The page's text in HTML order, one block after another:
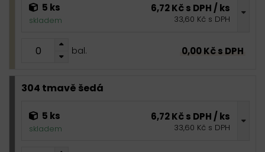
5 ks
skladem
6,72 Kč s DPH / ks
33,60 Kč s DPH
bal. 0,00 Kč s DPH
304 tmavě šedá
5 ks
skladem
6,72 Kč s DPH / ks
33,60 Kč s DPH